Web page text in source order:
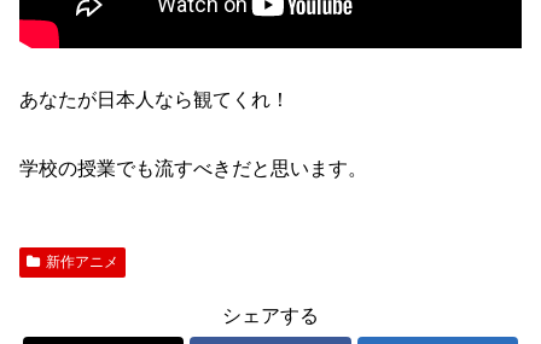
あなたが日本人なら観てくれ！
学校の授業でも流すべきだと思います。
新作アニメ
シェアする